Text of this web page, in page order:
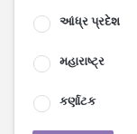
આંધ્ર પ્રદેશ
મહારાષ્ટ્ર
કર્ણાટક